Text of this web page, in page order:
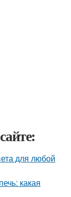
для любой
какая